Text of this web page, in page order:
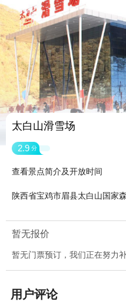
太白山滑雪场
2.9 分
查看景点简介及开放时间
陕西省宝鸡市眉县太白山国家
暂无报价
暂无门票预订，我们正在努力
用户评论
